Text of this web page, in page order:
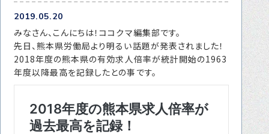
ニュース
転職をお考えの方へ
転職エージェントサービス
転職相談会
2019.05.20
みなさん、こんにちは！ココクマ編集部です。
先日、熊本県労働局より明るい話題が発表されました！
2018年度の熊本県の有効求人倍率が統計開始の1963
年度以降最高を記録したとの事です。